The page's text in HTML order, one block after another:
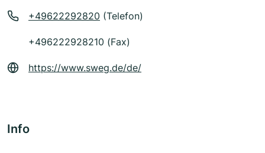
+49622292820 (Telefon)
+496222928210 (Fax)
https://www.sweg.de/de/
Info